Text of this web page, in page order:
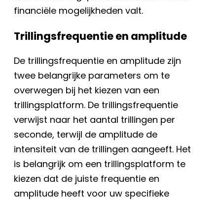
financiële mogelijkheden valt.
Trillingsfrequentie en amplitude
De trillingsfrequentie en amplitude zijn
twee belangrijke parameters om te
overwegen bij het kiezen van een
trillingsplatform. De trillingsfrequentie
verwijst naar het aantal trillingen per
seconde, terwijl de amplitude de
intensiteit van de trillingen aangeeft. Het
is belangrijk om een trillingsplatform te
kiezen dat de juiste frequentie en
amplitude heeft voor uw specifieke